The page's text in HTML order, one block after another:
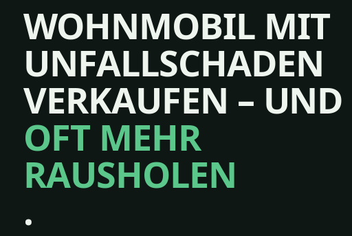
WOHNMOBIL MIT
UNFALLSCHADEN
VERKAUFEN – UND
OFT MEHR
RAUSHOLEN
.